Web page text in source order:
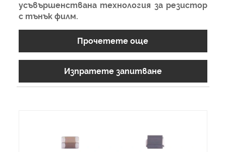
усъвършенствана технология за резистор
с тънък филм.
Прочетете още
Изпратете запитване